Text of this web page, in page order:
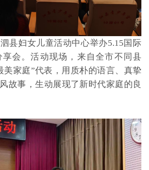
妇女儿童活动中心举办5.15国际
会。活动现场，来自全市不同县
美家庭”代表，用质朴的语言、真挚
故事，生动展现了新时代家庭的良